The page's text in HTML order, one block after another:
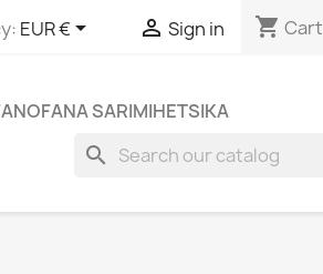
EUR €  Sign in shopping_cart Cart
SARIMIHETSIKA
search